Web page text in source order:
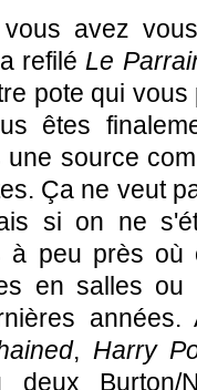
avez
refilé Le
pote qui
êtes
source
Ça ne veut
si on ne
à peu près
en salles
, Harry